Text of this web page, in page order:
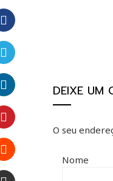
Facebook
Twitter
LinkedIn
Pinterest
Stumbleupon
DEIXE UM
O seu
Nome